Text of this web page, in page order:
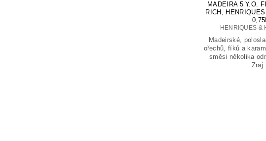
MADEIRA 5 Y.O.
RICH,
HENRIQUES &
Madeirské,
ořechů, fíků a
směsi několika